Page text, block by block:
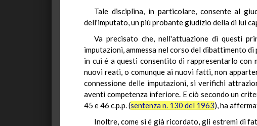
Tale disciplina, in particolare, consente al
dell'imputato, un più probante giudizio della di lui
Va precisato che, nell'attuazione di questi
imputazioni, ammessa nel corso del dibattimento
in cui é a questi consentito di rappresentarlo con
nuovi reati, o comunque ai nuovi fatti, non
connessione delle imputazioni, si verifichi
aventi competenza inferiore. E ciò secondo un
45 e 46 c.p.p. (sentenza n. 130 del 1963), ha
Inoltre, come si é già ricordato, gli estremi di